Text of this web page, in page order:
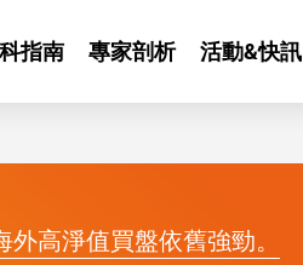
指南 專家剖析 活動&快訊
高淨值買盤依舊強勁。